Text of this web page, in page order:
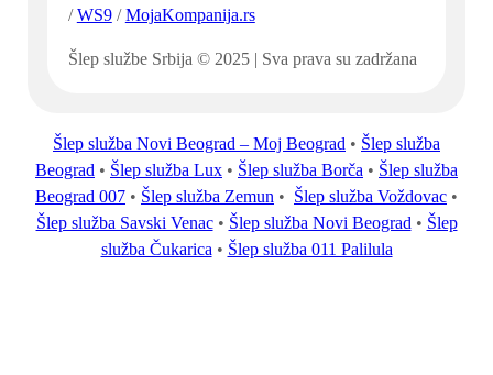
Šlep službe Srbija © 2025 | Sva prava su zadržana
/WS9/MojaKompanija.rs
Šlep služba Novi Beograd – Moj Beograd • Šlep služba
Beograd • Šlep služba Lux • Šlep služba Borča • Šlep služba
Beograd 007 • Šlep služba Zemun • Šlep služba Voždovac •
Šlep služba Savski Venac• Šlep služba Novi Beograd • Šlep
služba Čukarica • Šlep služba 011 Palilula